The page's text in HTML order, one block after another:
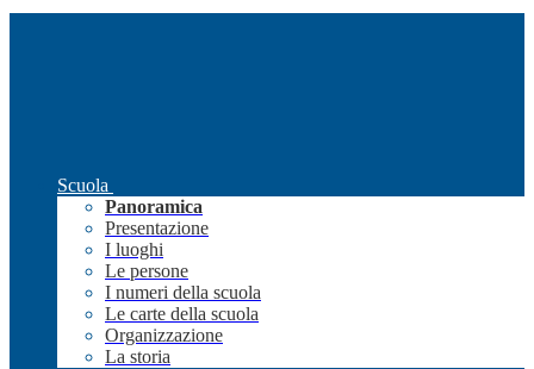
Scuola
Panoramica
Presentazione
I luoghi
Le persone
I numeri della scuola
Le carte della scuola
Organizzazione
La storia